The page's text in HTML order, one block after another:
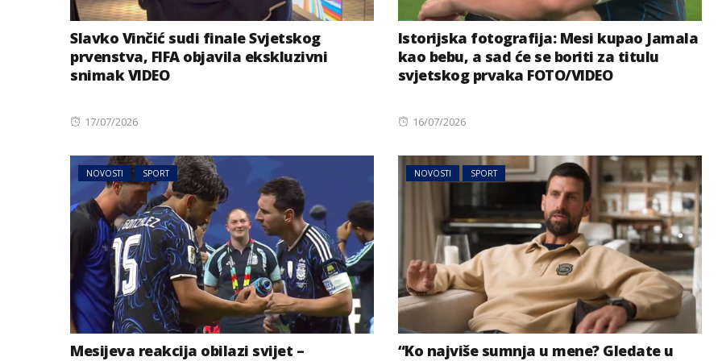
Slavko Vinčić sudi finale Svjetskog
prvenstva, FIFA objavila ekskluzivni
snimak VIDEO
Posted
17/07/2026
Istorijska fotografija: Mesi kupao Jamala
kao bebu, a sad će se boriti za titulu
svjetskog prvaka FOTO/VIDEO
Posted
16/07/2026
NOVOSTI SPORT
Mesijeva reakcija obilazi svijet –
NOVOSTI SPORT
“Ko najviše sumnja u mene? Gledate u
AUSTRIJA NOVOSTI
Jake grmljavine prijete
dijelovima Austrije
MAGAZIN NOVOSTI
AI sve više radi umjesto nas:
Postajemo li zbog toga
gluplji?